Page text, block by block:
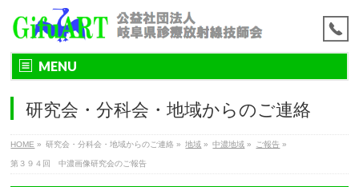
MENU
研究会・分科会・地域からのご連絡
HOME » 研究会・分科会・地域からのご連絡 » 地域 » 中濃地域 » ご報告 »
第３９４回 中濃画像研究会のご報告